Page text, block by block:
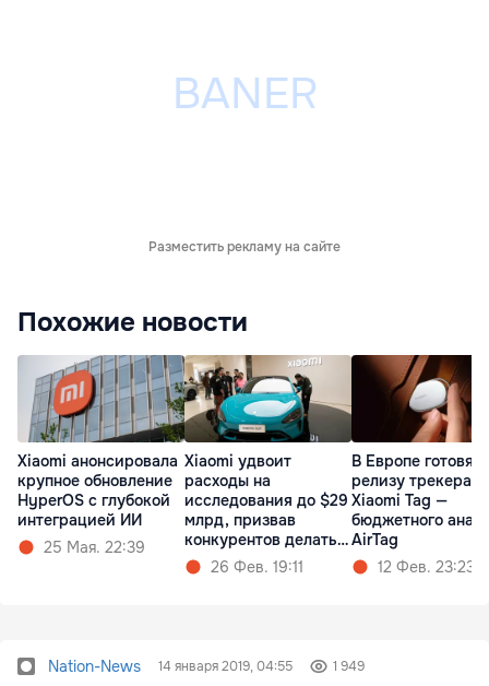
Разместить рекламу на сайте
Похожие новости
Xiaomi анонсировала
крупное обновление
HyperOS с глубокой
интеграцией ИИ
25 Мая. 22:39
Xiaomi удвоит
расходы на
исследования до $29
млрд, призвав
конкурентов делать
так же26 Фев. 19:11
В Европе
релизу трекера
Xiaomi Tag —
бюджетного
AirTag
12 Фев. 23:23
Nation-News 14 января 2019, 04:55 1 949